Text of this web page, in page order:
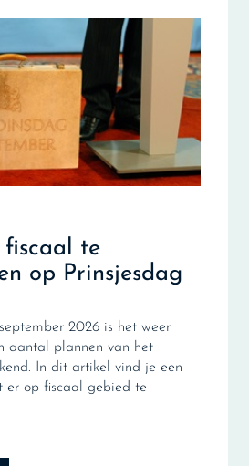
fiscaal te
op Prinsjesdag
2026 is het weer
aantal plannen van het
In dit artikel vind je een
er op fiscaal gebied te